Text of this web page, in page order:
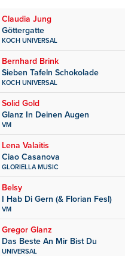
Claudia Jung
Göttergatte
KOCH UNIVERSAL
Bernhard Brink
Sieben Tafeln Schokolade
KOCH UNIVERSAL
Solid Gold
Glanz In Deinen Augen
VM
Lena Valaitis
Ciao Casanova
GLORIELLA MUSIC
Belsy
I Hab Di Gern (& Florian Fesl)
VM
Gregor Glanz
Das Beste An Mir Bist Du
UNIVERSAL